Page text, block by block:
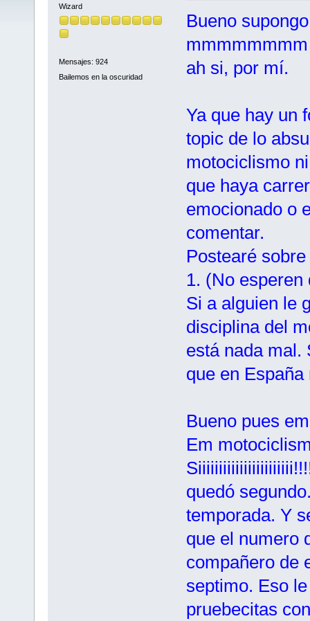
Wizard
Mensajes: 924
Bailemos en la oscuridad
Bueno
ah si, por mí.
Ya que hay un
topic de lo
motociclismo
que haya
emocionado o
comentar.
Postearé
1. (No
Si a alguien le
disciplina del
está nada
que en
Bueno pues
Em
quedó
temporada. Y
que el
compañero de
septimo. Eso
pruebecitas